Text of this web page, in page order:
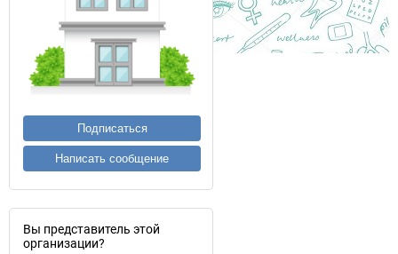
Подписаться
Написать сообщение
Вы представитель этой
организации?